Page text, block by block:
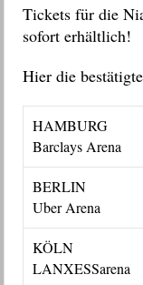
Tickets für die
sofort erhältlich!
Hier die
HAMBURG
Barclays Arena
BERLIN
Uber Arena
KÖLN
LANXESSarena